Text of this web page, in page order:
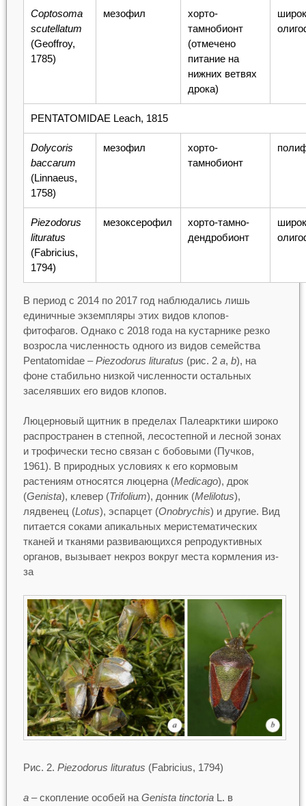
Coptosoma
scutellatum
(Geoffroy,
1785)
мезофил
хорто-
тамнобионт
(отмечено
питание на
нижних ветвях
дрока)
PENTATOMIDAE Leach, 1815
Dolycoris
baccarum
(Linnaeus,
1758)
мезофил
хорто-
тамнобионт
Piezodorus
lituratus
(Fabricius,
1794)
мезоксерофил
хорто-тамно-
дендробионт
В период с 2014 по 2017 год наблюдались лишь
единичные экземпляры этих видов клопов-
фитофагов. Однако с 2018 года на кустарнике резко
возросла численность одного из видов семейства
Pentatomidae –Piezodorus lituratus (рис. 2 а, b), на
фоне стабильно низкой численности остальных
заселявших его видов клопов.
Люцерновый щитник в пределах Палеарктики широко
распространен в степной, лесостепной и лесной зонах
и трофически тесно связан с бобовыми (Пучков,
1961). В природных условиях к его кормовым
растениям относятся люцерна (Medicago), дрок
(Genista), клевер (Trifolium), донник (Melilotus),
лядвенец (Lotus), эспарцет (Onobrychis) и другие. Вид
питается соками апикальных меристематических
тканей и тканями развивающихся репродуктивных
органов, вызывает некроз вокруг места кормления из-
за
Рис. 2. Piezodorus lituratus (Fabricius, 1794)
a– скопление особей на Genista tinctoria L. в